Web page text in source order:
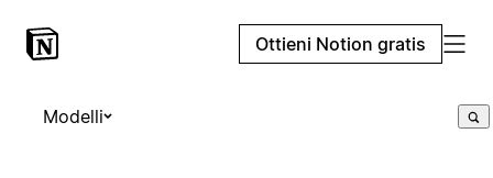
Ottieni Notion gratis
Modelli